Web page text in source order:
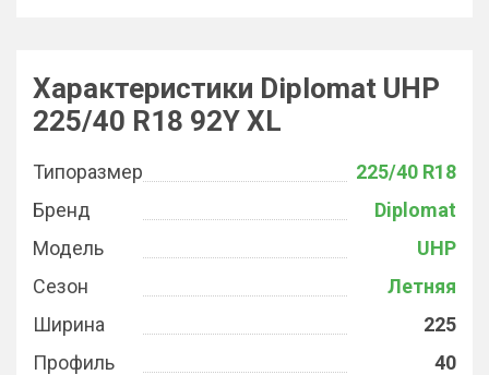
Характеристики Diplomat UHP
225/40 R18 92Y XL
Типоразмер
225/40 R18
Бренд
Diplomat
Модель
UHP
Сезон
Летняя
Ширина
225
Профиль
40